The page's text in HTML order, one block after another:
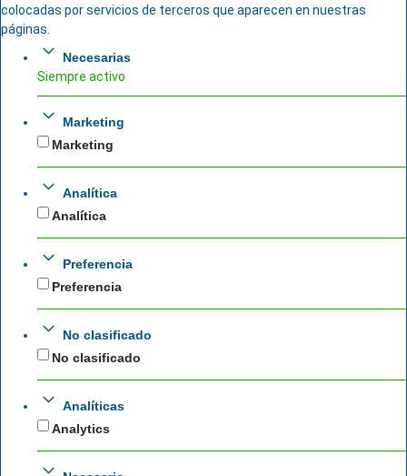
colocadas por servicios de terceros que aparecen en nuestras
páginas.
Necesarias
Siempre activo
Marketing
Marketing
Analítica
Analítica
Preferencia
Preferencia
No clasificado
No clasificado
Analíticas
Analytics